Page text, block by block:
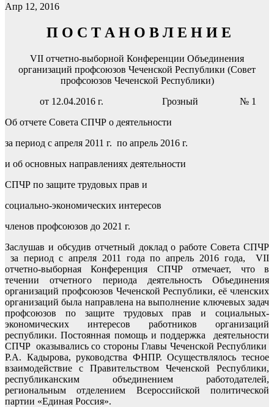
Апр 12, 2016
П О С Т А Н О В Л Е Н И Е
VII отчетно-выборной Конференции Объединения
организаций профсоюзов Чеченской Республики (Совет
профсоюзов Чеченской Республики)
от 12.04.2016 г. Грозный № 1
Об отчете Совета СПЧР о деятельности
за период с апреля 2011 г. по апрель 2016 г.
и об основных направлениях деятельности
СПЧР по защите трудовых прав и
социально-экономических интересов
членов профсоюзов до 2021 г.
Заслушав и обсудив отчетный доклад о работе Совета СПЧР
за период с апреля 2011 года по апрель 2016 года, VII
отчетно-выборная Конференция СПЧР отмечает, что в
течении отчетного периода деятельность Объединения
организаций профсоюзов Чеченской Республики, её членских
организаций была направлена на выполнение ключевых задач
профсоюзов по защите трудовых прав и социальных-
экономических интересов работников организаций
республики. Постоянная помощь и поддержка деятельности
СПЧР оказывались со стороны Главы Чеченской Республики
Р.А. Кадырова, руководства ФНПР. Осуществлялось тесное
взаимодействие с Правительством Чеченской Республики,
республиканским объединением работодателей,
региональным отделением Всероссийской политической
партии «Единая Россия».